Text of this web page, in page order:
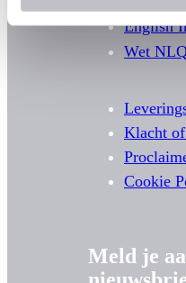
English
Wet
Klacht
Cookie
Meld je